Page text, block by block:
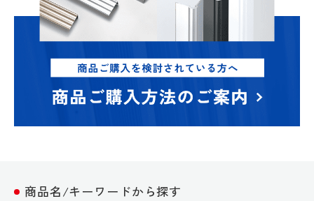
商品名/キーワードから探す